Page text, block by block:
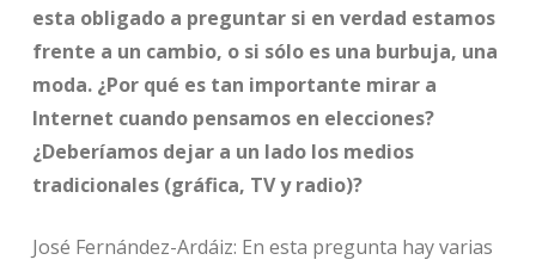
esta obligado a preguntar si en verdad estamos
frente a un cambio, o si sólo es una burbuja, una
moda. ¿Por qué es tan importante mirar a
Internet cuando pensamos en elecciones?
¿Deberíamos dejar a un lado los medios
tradicionales (gráfica, TV y radio)?
José Fernández-Ardáiz: En esta pregunta hay varias